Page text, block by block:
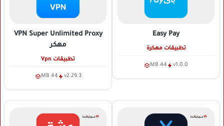
Easy Pay
تطبيقات مهكرة
v1.0.0
44 MB
VPN Super Unlimited Proxy
مهكر
تطبيقات Vpn
v2.29.3
44 MB